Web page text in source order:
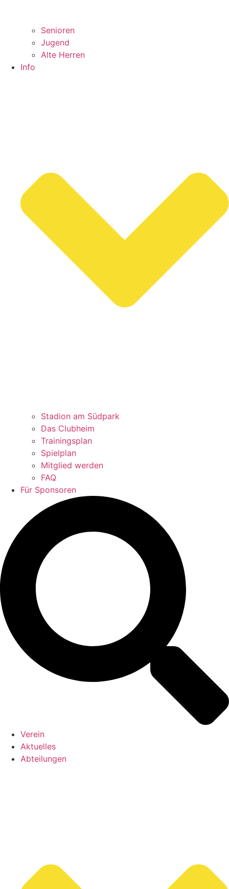
Senioren
Jugend
Alte Herren
Info
Stadion am Südpark
Das Clubheim
Trainingsplan
Spielplan
Mitglied werden
FAQ
Für Sponsoren
Verein
Aktuelles
Abteilungen